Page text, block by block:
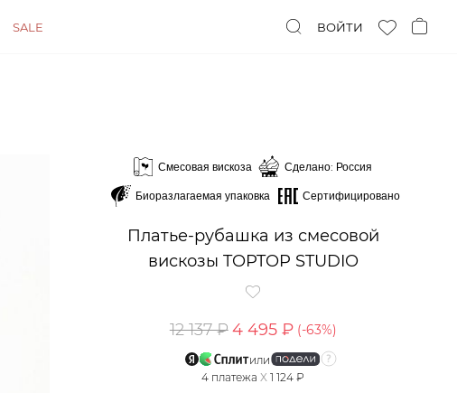
SALE ВОЙТИ
Смесовая вискоза
Сделано: Россия
Биоразлагаемая упаковка
Сертифицировано
Платье-рубашка из смесовой
вискозы TOPTOP STUDIO
12 137 ₽4 495 ₽ (-63%)
или
4 платежаX 1 124 ₽